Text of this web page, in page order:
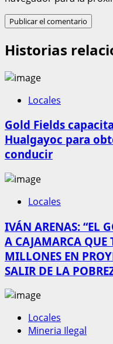
Historias
Locales
Gold Fields
Hualgayoc para
conducir
Locales
IVÁN ARENAS: “EL
A CAJAMARCA
MILLONES EN
SALIR DE LA
Locales
Mineria Ilegal